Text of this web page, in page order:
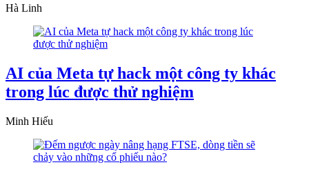
Hà Linh
AI của Meta tự hack một công ty khác
trong lúc được thử nghiệm
Minh Hiếu